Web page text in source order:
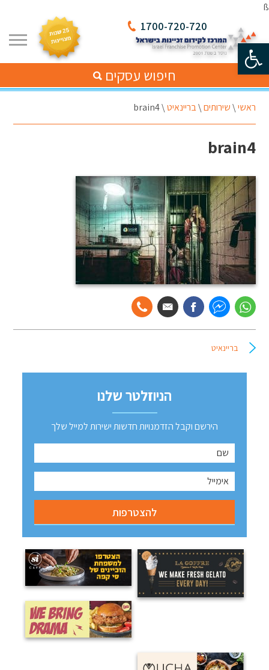
פתח סרגל נגישות
ß
1700-720-720
חיפוש עסקים
ראשי\שירותים\בריינאיט\
brain4
brain4
בריינאיט
הניוזלטר שלנו
הירשם וקבל הזדמנויות חדשות ישירות למייל שלך